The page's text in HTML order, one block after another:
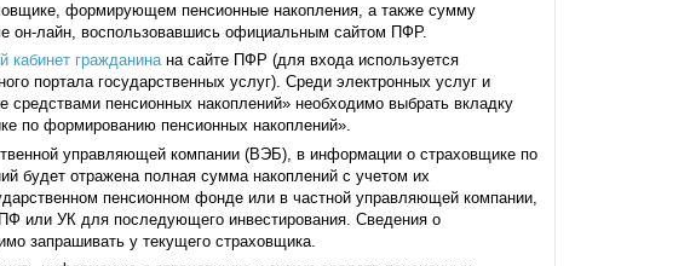
формирующем пенсионные накопления, а также сумму
он-лайн, воспользовавшись официальным сайтом ПФР.
кабинет гражданинана сайте ПФР (для входа используется
портала государственных услуг). Среди электронных услуг и
пенсионных накоплений» необходимо выбрать вкладку
по формированию пенсионных накоплений».
управляющей компании (ВЭБ), в информации о страховщике по
будет отражена полная сумма накоплений с учетом их
пенсионном фонде или в частной управляющей компании,
или УК для последующего инвестирования. Сведения о
запрашивать у текущего страховщика.